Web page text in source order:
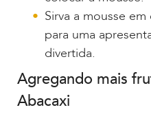
Sirva a mousse
para uma
divertida.
Agregando mais
Abacaxi